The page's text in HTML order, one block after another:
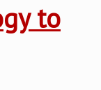
to